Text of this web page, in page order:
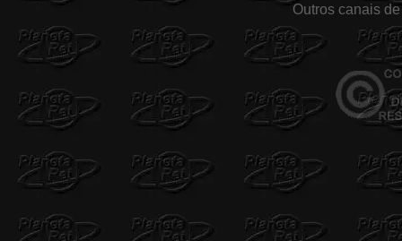
Outros canais